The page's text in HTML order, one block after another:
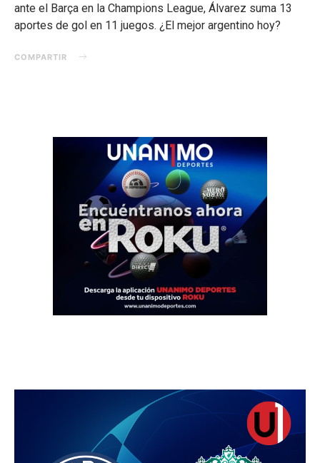
ante el Barça en la Champions League, Álvarez suma 13
aportes de gol en 11 juegos. ¿El mejor argentino hoy?
COMPARTIR